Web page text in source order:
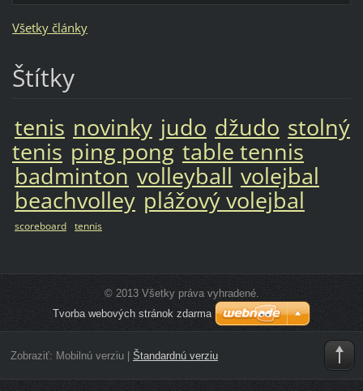
Všetky články
Štítky
tenis novinky judo džudo stolný
tenis ping pong table tennis
badminton volleyball volejbal
beachvolley plážový volejbal
scoreboard tennis
© 2013 Všetky práva vyhradené.
Tvorba webových stránok zdarma
Zobraziť: Mobilnú verziu| Štandardnú verziu